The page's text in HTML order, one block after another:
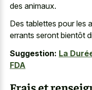
des animaux.
Des tablettes pour les
errants seront bientôt
Suggestion: La
FDA
Frais et